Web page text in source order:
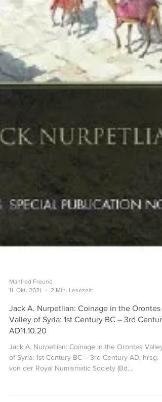
11. Okt. 2021
2 Min. Lesezeit
Jack A. Nurpetlian: Coinage in the Orontes
Valley of Syria: 1st Century BC – 3rd Century
AD11.10.20
Jack A. Nurpetlian: Coinage in the Orontes Valley
of Syria: 1st Century BC – 3rd Century AD, hrsg.